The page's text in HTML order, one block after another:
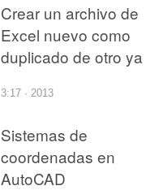
Crear un archivo de
Excel nuevo como
duplicado de otro ya
3:17 · 2013
Sistemas de
coordenadas en
AutoCAD